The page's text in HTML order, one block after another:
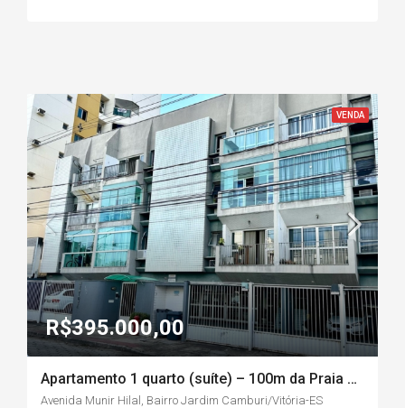
VENDA
R$395.000,00
Apartamento 1 quarto (suíte) – 100m da Praia – Bairro Jardim Camburi/Vitória-ES
Avenida Munir Hilal, Bairro Jardim Camburi/Vitória-ES